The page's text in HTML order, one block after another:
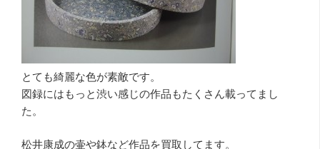
とても綺麗な色が素敵です。
図録にはもっと渋い感じの作品もたくさん載ってまし
た。
松井康成の壷や鉢など作品を買取してます。